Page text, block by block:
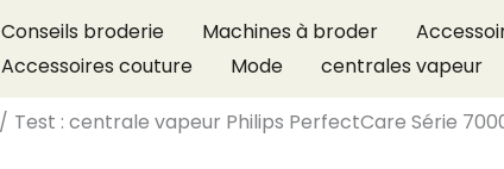
Conseils broderie Machines à broder
Accessoires couture
Mode centrales vapeur
Test : centrale vapeur Philips PerfectCare Série